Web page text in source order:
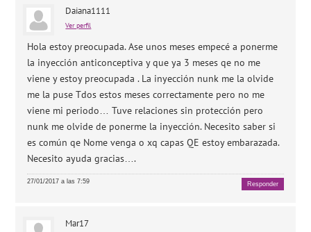
Daiana1111
Ver perfil
Hola estoy preocupada. Ase unos meses empecé a ponerme
la inyección anticonceptiva y que ya 3 meses qe no me
viene y estoy preocupada . La inyección nunk me la olvide
me la puse Tdos estos meses correctamente pero no me
viene mi periodo… Tuve relaciones sin protección pero
nunk me olvide de ponerme la inyección. Necesito saber si
es común qe Nome venga o xq capas QE estoy embarazada.
Necesito ayuda gracias….
27/01/2017 a las 7:59 Responder
Mar17